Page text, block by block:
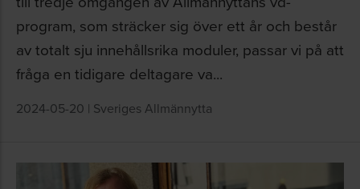
program, som sträcker sig över ett år och består
av totalt sju innehållsrika moduler, passar vi på att
fråga en tidigare deltagare va...
2024-05-20 | Sveriges Allmännytta